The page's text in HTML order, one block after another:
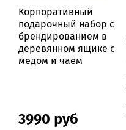
Корпоративный
подарочный набор с
брендированием в
деревянном ящике с
медом и чаем
3990 руб